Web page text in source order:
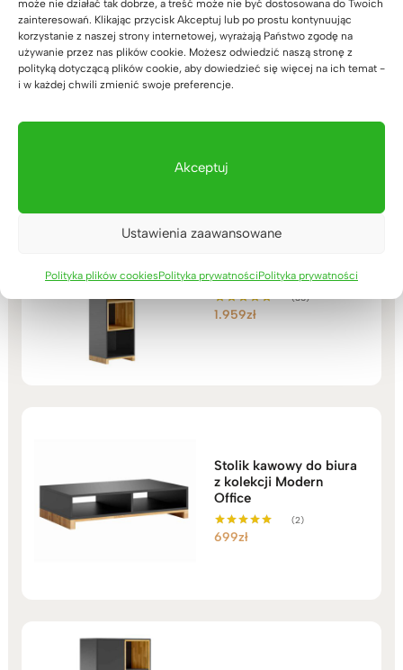
może nie działać tak dobrze, a treść może nie być dostosowana do Twoich
zainteresowań. Klikając przycisk Akceptuj lub po prostu kontynuując
korzystanie z naszej strony internetowej, wyrażają Państwo zgodę na
używanie przez nas plików cookie. Możesz odwiedzić naszą stronę z
polityką dotyczącą plików cookie, aby dowiedzieć się więcej na ich temat -
i w każdej chwili zmienić swoje preferencje.
Akceptuj
Ustawienia zaawansowane
Polityka plików cookiesPolityka prywatnościPolityka prywatności
Kosz na śmieci do biura
wykonany z drewna
na 5
segregatory lub książki
Oceniono
(35)
1.959zł
Stolik kawowy do biura
z kolekcji Modern
Office
Oceniono
(2)
699zł